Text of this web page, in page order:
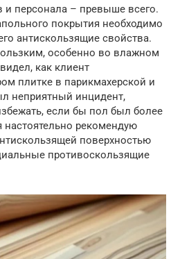
и персонала – превыше всего.
покрытия необходимо
антискользящие свойства.
особенно во влажном
как клиент
плитке в парикмахерской и
неприятный инцидент,
если бы пол был более
рекомендую
поверхностью
противоскользящие